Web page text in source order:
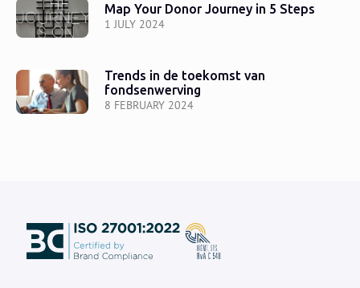
1 JULY 2024
Map Your Donor Journey in 5 Steps
8 FEBRUARY 2024
Trends in de toekomst van
fondsenwerving